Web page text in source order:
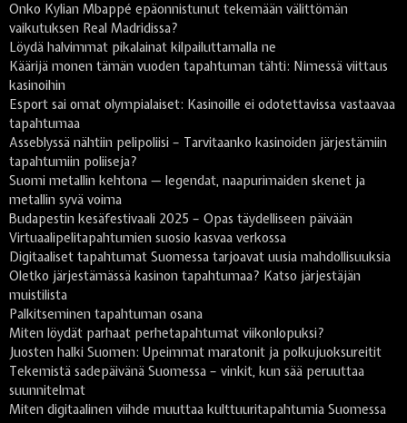
Onko Kylian Mbappé epäonnistunut tekemään välittömän
vaikutuksen Real Madridissa?
Löydä halvimmat pikalainat kilpailuttamalla ne
Käärijä monen tämän vuoden tapahtuman tähti: Nimessä viittaus
kasinoihin
Esport sai omat olympialaiset: Kasinoille ei odotettavissa vastaavaa
tapahtumaa
Asseblyssä nähtiin pelipoliisi – Tarvitaanko kasinoiden järjestämiin
tapahtumiin poliiseja?
Suomi metallin kehtona — legendat, naapurimaiden skenet ja
metallin syvä voima
Budapestin kesäfestivaali 2025 – Opas täydelliseen päivään
Virtuaalipelitapahtumien suosio kasvaa verkossa
Digitaaliset tapahtumat Suomessa tarjoavat uusia mahdollisuuksia
Oletko järjestämässä kasinon tapahtumaa? Katso järjestäjän
muistilista
Palkitseminen tapahtuman osana
Miten löydät parhaat perhetapahtumat viikonlopuksi?
Juosten halki Suomen: Upeimmat maratonit ja polkujuoksureitit
Tekemistä sadepäivänä Suomessa – vinkit, kun sää peruuttaa
suunnitelmat
Miten digitaalinen viihde muuttaa kulttuuritapahtumia Suomessa